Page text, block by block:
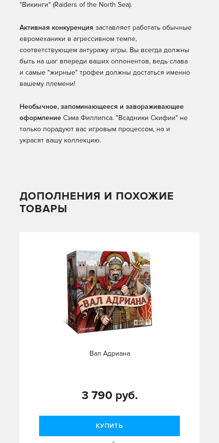
"Викинги" (Raiders of the North Sea).
Активная конкуренция заставляет работать обычные
евромеханики в агрессивном темпе,
соответствующем антуражу игры. Вы всегда должны
быть на шаг впереди ваших оппонентов, ведь слава
и самые "жирные" трофеи должны достаться именно
вашему племени!
Необычное, запоминающееся и завораживающее
оформление Сэма Филлипса. "Всадники Скифии" не
только порадуют вас игровым процессом, но и
украсят вашу коллекцию.
ДОПОЛНЕНИЯ И ПОХОЖИЕ
ТОВАРЫ
Вал Адриана
3 790 руб.
КУПИТЬ